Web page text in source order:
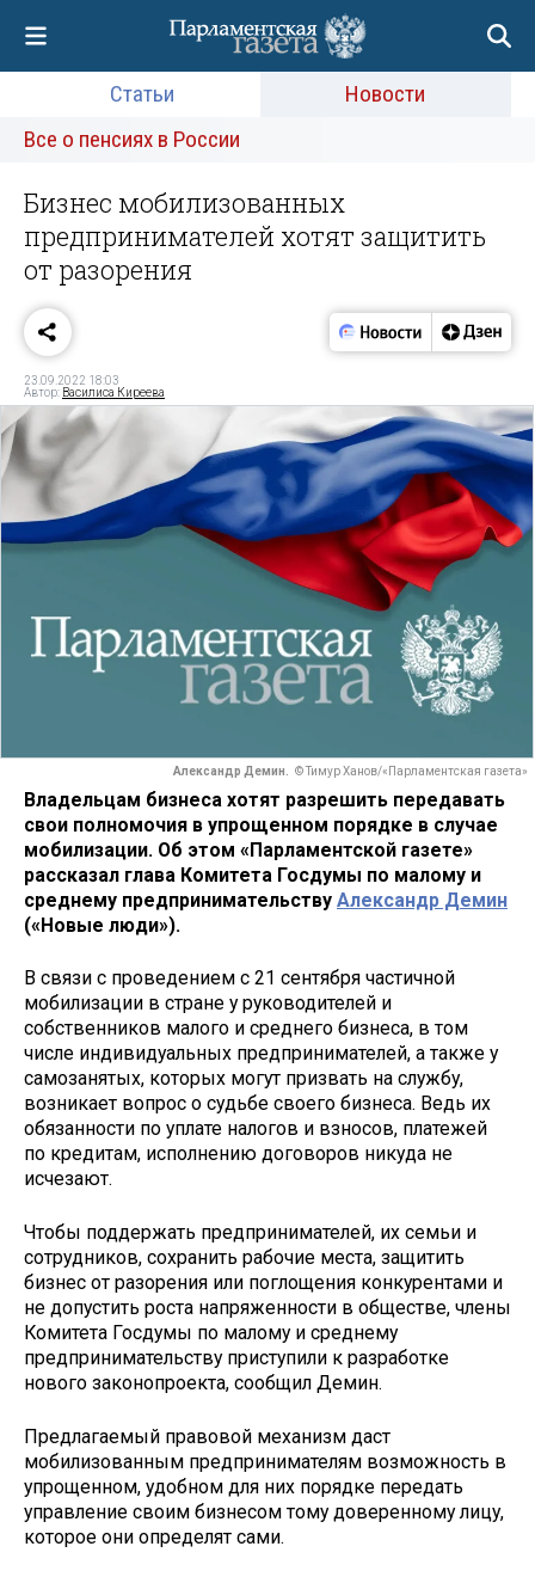
Статьи
Новости
Все о пенсиях в России
Бизнес мобилизованных
предпринимателей хотят защитить
от разорения
23.09.2022 18:03
Автор: Василиса Киреева
Александр Демин. © Тимур Ханов/«Парламентская газета»
Владельцам бизнеса хотят разрешить передавать
свои полномочия в упрощенном порядке в случае
мобилизации. Об этом «Парламентской газете»
рассказал глава Комитета Госдумы по малому и
среднему предпринимательству Александр Демин
(«Новые люди»).
В связи с проведением с 21 сентября частичной
мобилизации в стране у руководителей и
собственников малого и среднего бизнеса, в том
числе индивидуальных предпринимателей, а также у
самозанятых, которых могут призвать на службу,
возникает вопрос о судьбе своего бизнеса. Ведь их
обязанности по уплате налогов и взносов, платежей
по кредитам, исполнению договоров никуда не
исчезают.
Чтобы поддержать предпринимателей, их семьи и
сотрудников, сохранить рабочие места, защитить
бизнес от разорения или поглощения конкурентами и
не допустить роста напряженности в обществе, члены
Комитета Госдумы по малому и среднему
предпринимательству приступили к разработке
нового законопроекта, сообщил Демин.
Предлагаемый правовой механизм даст
мобилизованным предпринимателям возможность в
упрощенном, удобном для них порядке передать
управление своим бизнесом тому доверенному лицу,
которое они определят сами.